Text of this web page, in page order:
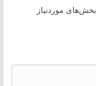
بخش‌های موردنیاز